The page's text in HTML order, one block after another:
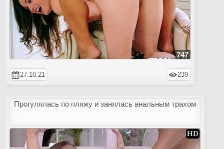
747
27.10.21 239
Прогулялась по пляжу и занялась анальным трахом